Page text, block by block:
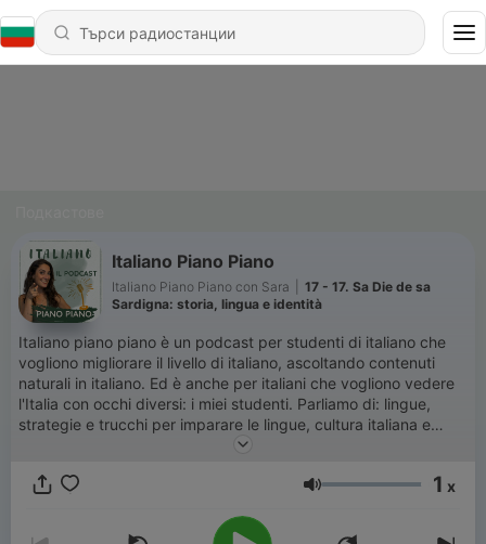
Italiano Piano Piano
Italiano Piano Piano con Sara
17 - 17. Sa Die de sa
Sardigna: storia, lingua e identità
Italiano piano piano è un podcast per studenti di italiano che
vogliono migliorare il livello di italiano, ascoltando contenuti
naturali in italiano. Ed è anche per italiani che vogliono vedere
l'Italia con occhi diversi: i miei studenti. Parliamo di: lingue,
strategie e trucchi per imparare le lingue, cultura italiana e
regionale, vita ed esperienze. Ascolterai storie reali e personali
condividere. "Chi va piano, va sano e lontano", recita un
Сила на звука
1 x